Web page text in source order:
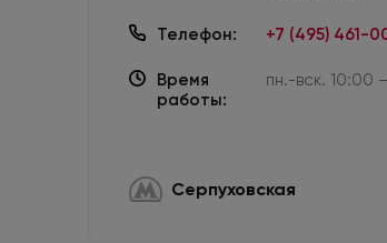
Телефон: +7 (495) 461-
Время
работы:
пн.-вск. 10:00
Серпуховская